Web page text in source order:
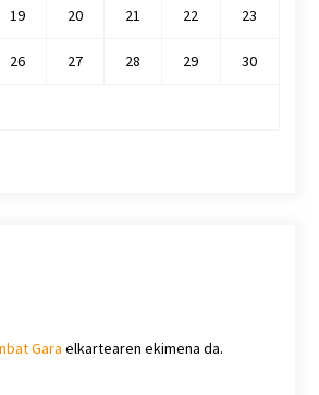
19 20 21 22 23
26 27 28 29 30
Gara elkartearen ekimena da.